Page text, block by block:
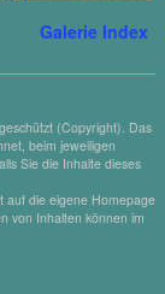
Galerie Index
(Copyright). Das
beim jeweiligen
Sie die Inhalte dieses
auf die eigene Homepage
von Inhalten können im